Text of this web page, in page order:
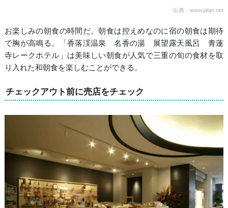
出典：www.jalan.net
お楽しみの朝食の時間だ。朝食は控えめなのに宿の朝食は期待
で胸が高鳴る。「香落渓温泉 名香の湯 展望露天風呂 青蓮
寺レークホテル」は美味しい朝食が人気で三重の旬の食材を取
り入れた和朝食を楽しむことができる。
チェックアウト前に売店をチェック